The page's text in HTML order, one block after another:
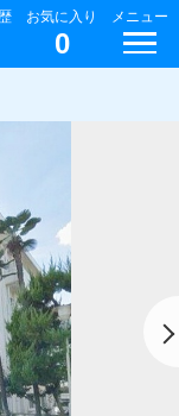
お気に入り
0
メニュー